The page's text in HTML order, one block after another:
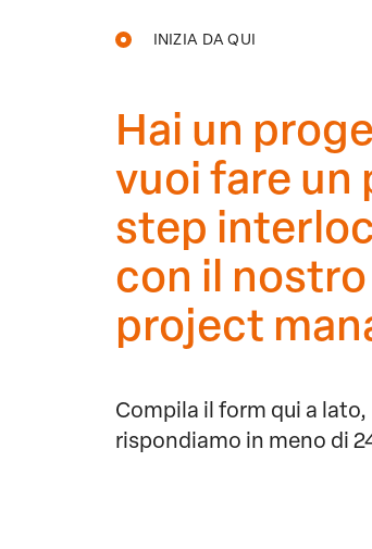
INIZIA DA QUI
Hai un
vuoi fare un
step
con il nostro
project
Compila il form qui a lato,
rispondiamo in meno di